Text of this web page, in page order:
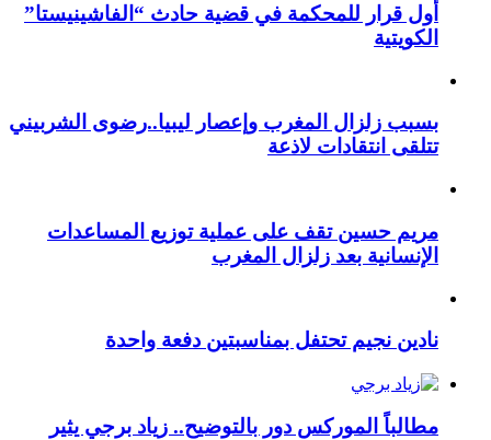
أول قرار للمحكمة في قضية حادث “الفاشينيستا”
الكويتية
بسبب زلزال المغرب وإعصار ليبيا..رضوى الشربيني
تتلقى انتقادات لاذعة
مريم حسين تقف على عملية توزيع المساعدات
الإنسانية بعد زلزال المغرب
نادين نجيم تحتفل بمناسبتين دفعة واحدة
مطالباً الموركس دور بالتوضيح.. زياد برجي يثير